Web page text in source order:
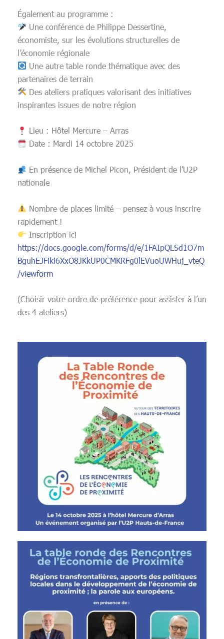
Également au programme :
Une conférence de Philippe Dessertine,
économiste, sur les évolutions structurelles de
l’économie régionale
Une autre table ronde thématique avec des
partenaires de terrain
Des ateliers pratiques valorisant des initiatives
inspirantes issues de notre région
Lieu : Hôtel Mercure – Arras
Date : Mardi 14 octobre 2025
En présence de Michel Picon, Président de l’U2P
nationale
Nombre de places limité – pensez à vous inscrire
rapidement !
Inscription ici
https://docs.google.com/forms/d/e/1FAIpQLSd1O7m
BguhEJFiki6XxO8JKkUP0CMKRFg0lEVuoUWHuj_vteQ
/viewform
(Choisir votre ordre de préférence pour assister à l’un
des 4 ateliers)